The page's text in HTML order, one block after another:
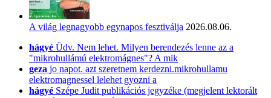
A világ legnagyobb egynapos fesztiválja 2026.08.06.
hágyé Üdv. Nem lehet. Milyen berendezés lenne az a
"mikrohullámú elektromágnes"? A mik
geza jo napot. azt szeretnem kerdezni.mikrohullamu
elektromagnessel lelehet gyozni a
hágyé Szépe Judit publikációs jegyzéke (megjelent lektorált